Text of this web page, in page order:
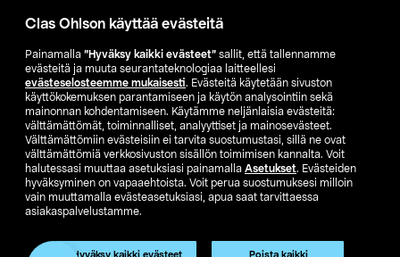
Clas Ohlson käyttää evästeitä
Painamalla ”Hyväksy kaikki evästeet” sallit, että tallennamme
evästeitä ja muuta seurantateknologiaa laitteellesi
evästeselosteemme mukaisesti. Evästeitä käytetään sivuston
käyttökokemuksen parantamiseen ja käytön analysointiin sekä
mainonnan kohdentamiseen. Käytämme neljänlaisia evästeitä:
välttämättömät, toiminnalliset, analyyttiset ja mainosevästeet.
Välttämättömiin evästeisiin ei tarvita suostumustasi, sillä ne ovat
välttämättömiä verkkosivuston sisällön toimimisen kannalta. Voit
halutessasi muuttaa asetuksiasi painamalla Asetukset. Evästeiden
hyväksyminen on vapaaehtoista. Voit perua suostumuksesi milloin
vain muuttamalla evästeasetuksiasi, apua saat tarvittaessa
asiakaspalvelustamme.
Hyväksy kaikki evästeet Poista kaikki
Etsi myymälä
SE NO FI
FI SV
Näytä hinnat ilman ALV:a